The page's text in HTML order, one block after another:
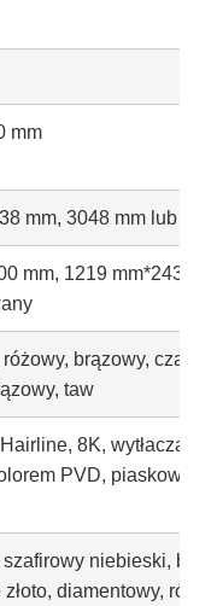
mm
mm, 3048 mm lub
mm, 1219 mm*2438
brązowy, czarny
taw
8K,
PVD,
szafirowy niebieski,
diamentowy,